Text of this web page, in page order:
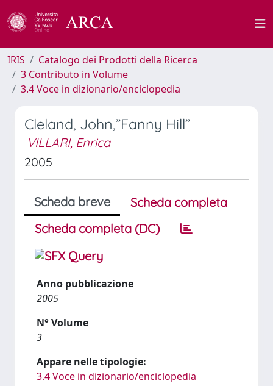
IRIS
Catalogo dei Prodotti della Ricerca
3 Contributo in Volume
3.4 Voce in dizionario/enciclopedia
Cleland, John,”Fanny Hill”
VILLARI, Enrica
2005
Scheda breve
Scheda completa
Scheda completa (DC)
Anno pubblicazione
2005
N° Volume
3
Appare nelle tipologie:
3.4 Voce in dizionario/enciclopedia